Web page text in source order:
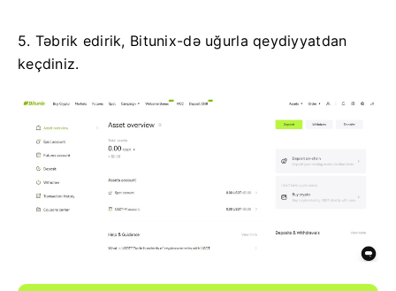
5. Təbrik edirik, Bitunix-də uğurla qeydiyyatdan
keçdiniz.